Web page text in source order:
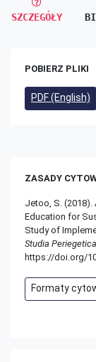
SZCZEGÓŁY
POBIERZ PLIKI
PDF (English)
ZASADY
Jetoo, S. (2018).
Education for
Study of
Studia Periegetica
https://doi.org/
Formaty